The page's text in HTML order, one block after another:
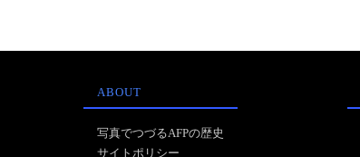
ABOUT
写真でつづるAFPの歴史
サイトポリシー